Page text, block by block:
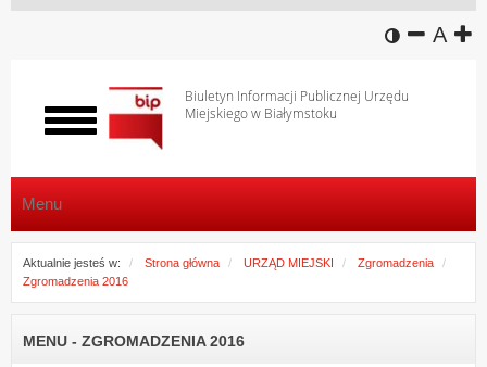
wersja
A
Biuletyn Informacji Publicznej Urzędu
Miejskiego w Białymstoku
Włącz
menu
Menu
Aktualnie jesteś w: Strona główna URZĄD MIEJSKI
Zgromadzenia
Zgromadzenia 2016
MENU - ZGROMADZENIA 2016